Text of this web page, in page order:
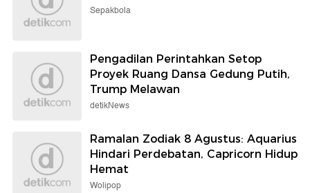
Sepakbola
Pengadilan Perintahkan Setop
Proyek Ruang Dansa Gedung Putih,
Trump Melawan
detikNews
Ramalan Zodiak 8 Agustus: Aquarius
Hindari Perdebatan, Capricorn Hidup
Hemat
Wolipop